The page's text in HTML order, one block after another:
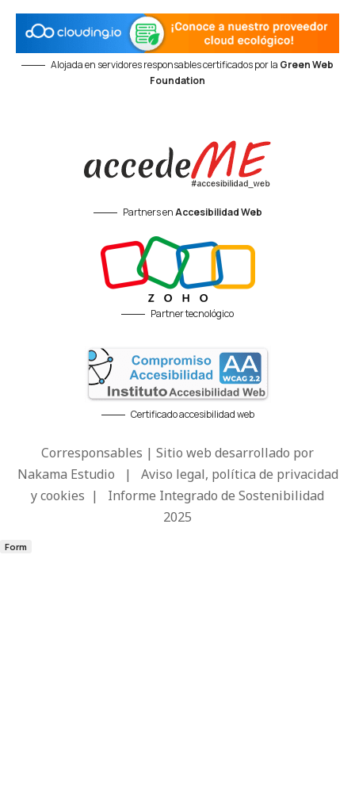
Alojada en servidores responsables certificados por la Green Web
Foundation
Partners enAccesibilidad Web
Partner tecnológico
Certificado accesibilidad web
Corresponsables | Sitio web desarrollado por
Nakama Estudio | Aviso legal, política de privacidad
y cookies | Informe Integrado de Sostenibilidad
2025
Form